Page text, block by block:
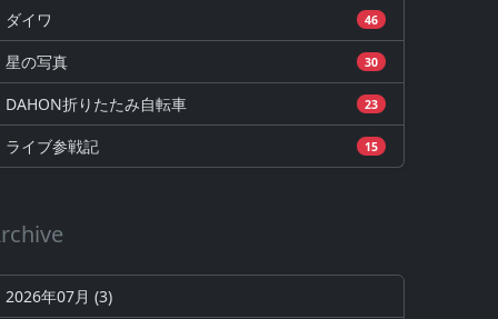
ダイワ 46
星の写真 30
DAHON折りたたみ自転車 23
ライブ参戦記 15
2026年07月 (3)